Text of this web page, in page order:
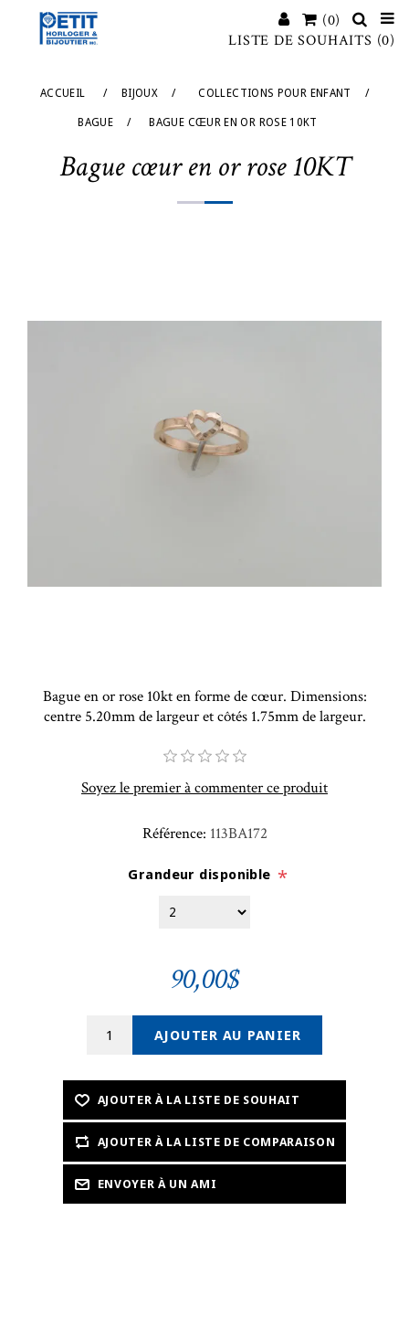
(0)
LISTE DE SOUHAITS (0)
ACCUEIL / BIJOUX / COLLECTIONS POUR ENFANT /
BAGUE / BAGUE CŒUR EN OR ROSE 10KT
Bague cœur en or rose 10KT
Bague en or rose 10kt en forme de cœur. Dimensions:
centre 5.20mm de largeur et côtés 1.75mm de largeur.
Soyez le premier à commenter ce produit
Référence: 113BA172
Grandeur disponible *
90,00$